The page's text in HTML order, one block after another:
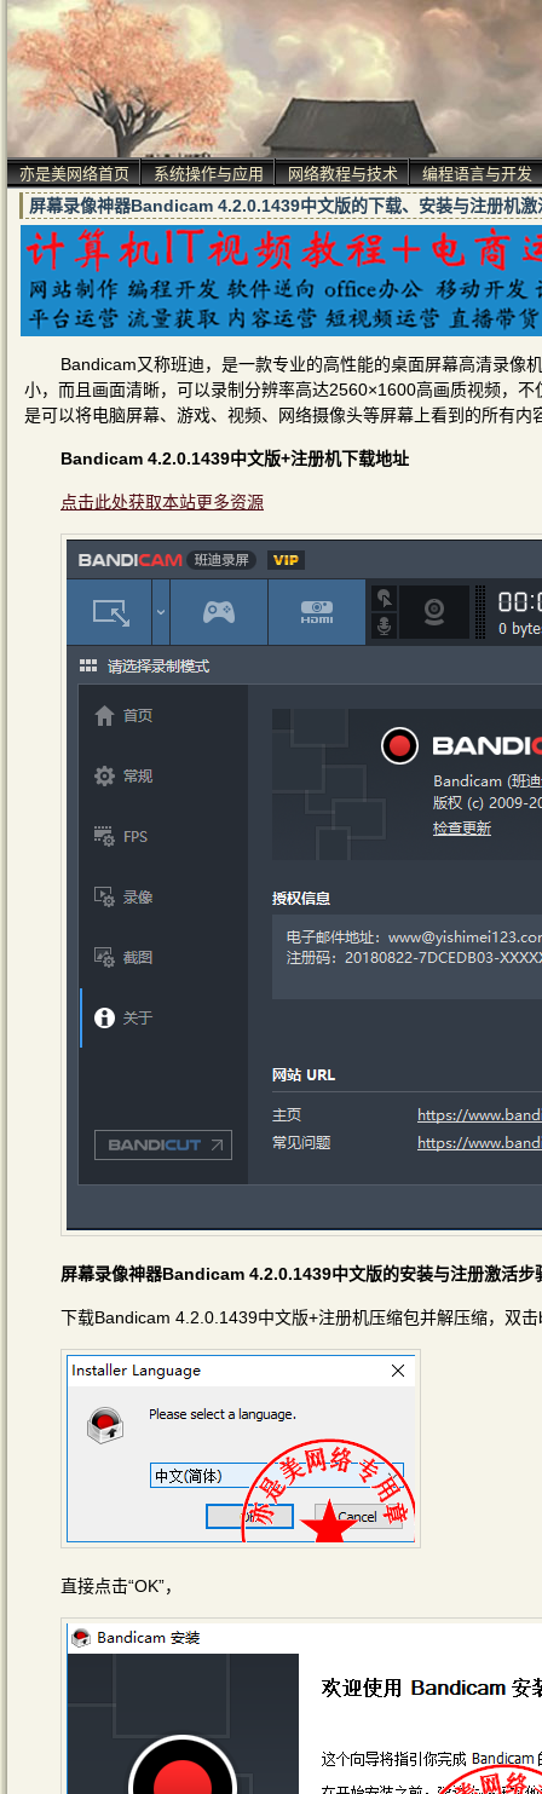
亦是美网络首页 系统操作与应用 网络教程与技术 编程语言与开发
屏幕录像神器Bandicam 4.2.0.1439中文版的下载、安装与注册机激
Bandicam又称班迪，是一款专业的高性能的桌面屏幕高清录像
小，而且画面清晰，可以录制分辨率高达2560×1600高画质视频，
是可以将电脑屏幕、游戏、视频、网络摄像头等屏幕上看到的所有
Bandicam 4.2.0.1439中文版+注册机下载地址
点击此处获取本站更多资源
屏幕录像神器Bandicam 4.2.0.1439中文版的安装与注册激活步
下载Bandicam 4.2.0.1439中文版+注册机压缩包并解压缩，双
直接点击“OK”，